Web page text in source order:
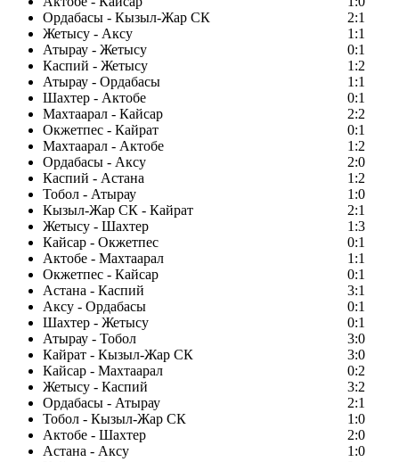
Ордабасы - Кызыл-Жар СК
2:1
Жетысу - Аксу
1:1
Атырау - Жетысу
0:1
Каспий - Жетысу
1:2
Атырау - Ордабасы
1:1
Шахтер - Актобе
0:1
Махтаарал - Кайсар
2:2
Окжетпес - Кайрат
0:1
Махтаарал - Актобе
1:2
Ордабасы - Аксу
2:0
Каспий - Астана
1:2
Тобол - Атырау
1:0
Кызыл-Жар СК - Кайрат
2:1
Жетысу - Шахтер
1:3
Кайсар - Окжетпес
0:1
Актобе - Махтаарал
1:1
Окжетпес - Кайсар
0:1
Астана - Каспий
3:1
Аксу - Ордабасы
0:1
Шахтер - Жетысу
0:1
Атырау - Тобол
3:0
Кайрат - Кызыл-Жар СК
3:0
Кайсар - Махтаарал
0:2
Жетысу - Каспий
3:2
Ордабасы - Атырау
2:1
Тобол - Кызыл-Жар СК
1:0
Актобе - Шахтер
2:0
Астана - Аксу
1:0